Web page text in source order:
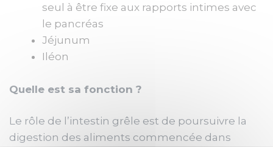
seul à être fixe aux rapports intimes avec
le pancréas
Jéjunum
Iléon
Quelle est sa fonction ?
Le rôle de l’intestin grêle est de poursuivre la
digestion des aliments commencée dans